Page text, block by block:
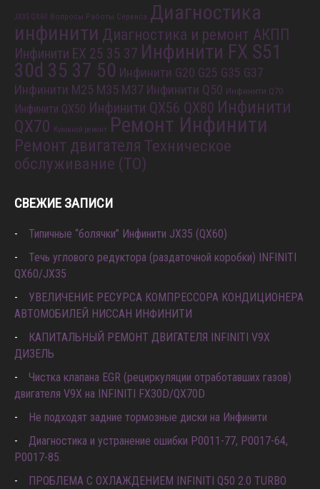
JX35 QX60 Вопросы Работы Сервиса Диагностика
инфинити Диагностика и ремонт АКПП
Инфинити EX 25 35 37 Инфинити FX S51
30d 35 37 50 Инфинити G20 G25 G35 G37
Инфинити M25 M35 M37 Инфинити Q50 Инфинити Q70
Инфинити QX50 Инфинити QX56 QX80 Инфинити
QX70
Кузовной ремонт Ремонт Инфинити
Ремонт двигателя Техническое
обслуживание (ТО)
СВЕЖИЕ ЗАПИСИ
Типичные “болячки” Инфинити JX35 (QX60)
Течь углового редуктора (раздаточной коробки) INFINITI
QX60/JX35
УВЕЛИЧЕНИЕ РЕСУРСА КОМПРЕССОРА КОНДИЦИОНЕРА
АВТОМОБИЛЕЙ НИССАН ИНФИНИТИ
КАПИТАЛЬНЫЙ РЕМОНТ ДВИГАТЕЛЯ INFINITI V9X
ДИЗЕЛЬ
Чистка клапана EGR (рециркуляции отработавших газов)
двигателя V9X на INFINITI FX30D/QX70D
Не подходят задние тормозные диски на Инфинити
Диагностика и устранение ошибки Р0011-77, P0017-64,
P0017-85.
ПРОБЛЕМА С ОХЛАЖДЕНИЕМ INFINITI Q50 2.0 TURBO